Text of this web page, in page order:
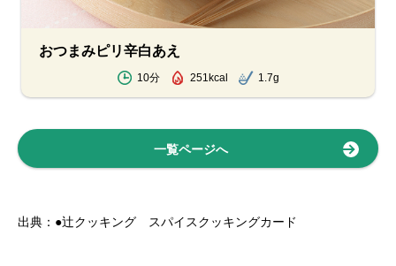
おつまみピリ辛白あえ
10分 251kcal 1.7g
一覧ページへ
出典：●辻クッキング スパイスクッキングカード